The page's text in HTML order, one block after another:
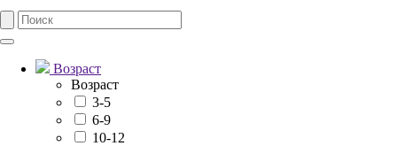
Возраст
Возраст
3-5
6-9
10-12